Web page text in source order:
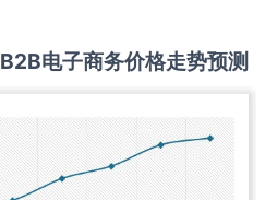
B2B电子商务价格走势预测